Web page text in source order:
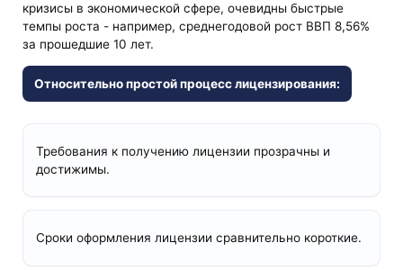
кризисы в экономической сфере, очевидны быстрые
темпы роста - например, среднегодовой рост ВВП 8,56%
за прошедшие 10 лет.
Относительно простой процесс лицензирования:
Требования к получению лицензии прозрачны и
достижимы.
Сроки оформления лицензии сравнительно короткие.